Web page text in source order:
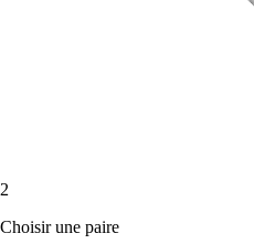
2
Choisir une paire